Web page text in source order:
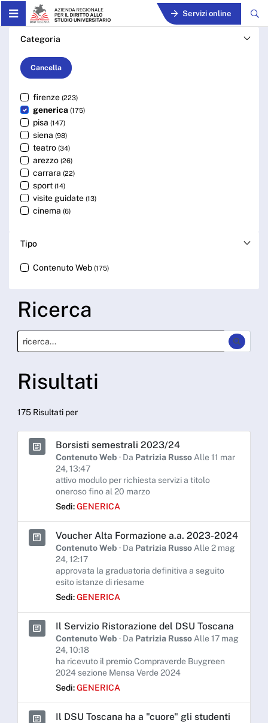
Skip to Main Content Servizi online
Cerca - ARDSU
Categoria
Cancella
firenze (223)
generica (175)
pisa (147)
siena (98)
teatro (34)
arezzo (26)
carrara (22)
sport (14)
visite guidate (13)
cinema (6)
Tipo
Contenuto Web (175)
Ricerca
Risultati
175 Risultati per
Borsisti semestrali 2023/24
Contenuto Web · Da Patrizia Russo Alle 11 mar
24, 13:47
attivo modulo per richiesta servizi a titolo
oneroso fino al 20 marzo
Sedi:GENERICA
Voucher Alta Formazione a.a. 2023-2024
Contenuto Web · Da Patrizia Russo Alle 2 mag
24, 12:17
approvata la graduatoria definitiva a seguito
esito istanze di riesame
Sedi:GENERICA
Il Servizio Ristorazione del DSU Toscana
Contenuto Web · Da Patrizia Russo Alle 17 mag
24, 10:18
ha ricevuto il premio Compraverde Buygreen
2024 sezione Mensa Verde 2024
Sedi:GENERICA
Il DSU Toscana ha a "cuore" gli studenti